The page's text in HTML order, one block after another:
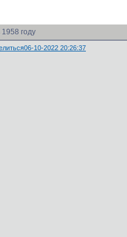
году
06-10-2022 20:26:37